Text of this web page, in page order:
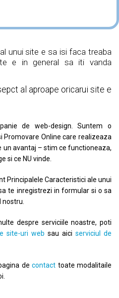
unui site e sa isi faca treaba
e in general sa iti vanda
al aproape oricarui site e
de web-design. Suntem o
Promovare Online care realizeaza
un avantaj – stim ce functioneaza,
si ce NU vinde.
Principalele Caracteristici ale unui
te inregistrezi in formular si o sa
despre serviciile noastre, poti
site-uri web sau aici serviciul de
decontact toate modalitaile